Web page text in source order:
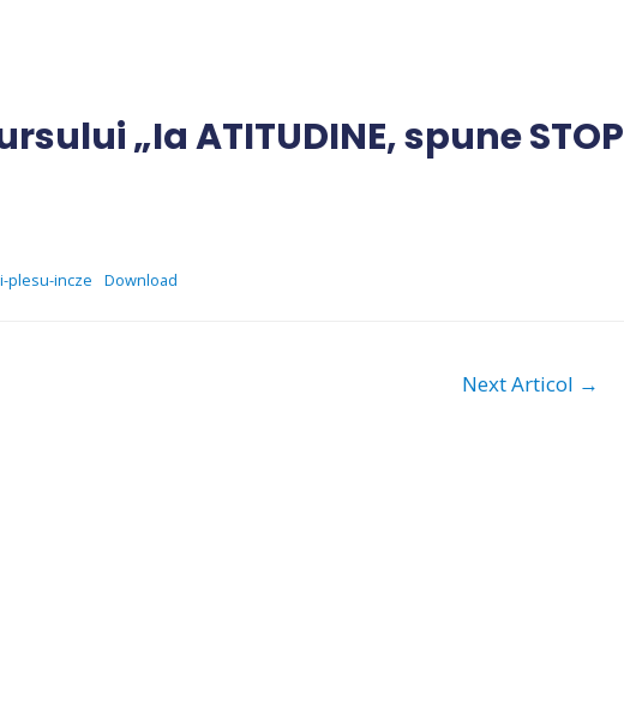
„Ia ATITUDINE, spune STOP
plesu-incze Download
Next Articol →